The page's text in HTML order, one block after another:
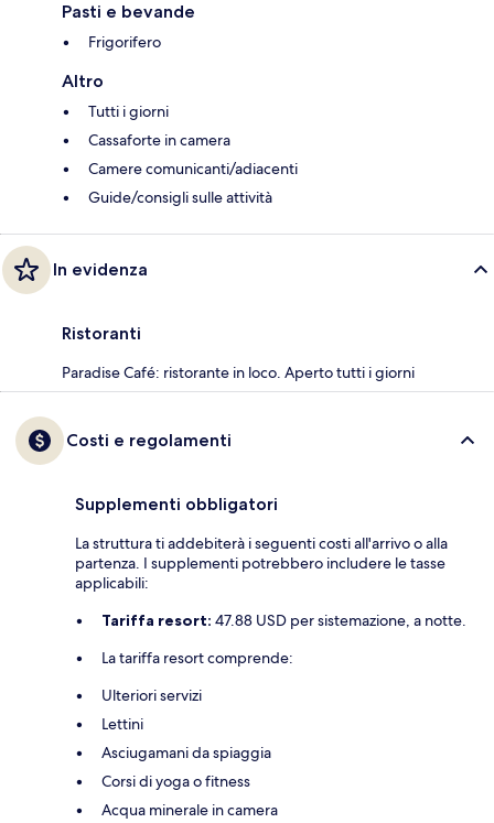
Pasti e bevande
Frigorifero
Altro
Tutti i giorni
Cassaforte in camera
Camere comunicanti/adiacenti
Guide/consigli sulle attività
In evidenza
Ristoranti
Paradise Café: ristorante in loco. Aperto tutti i giorni
Costi e regolamenti
Supplementi obbligatori
La struttura ti addebiterà i seguenti costi all'arrivo o alla
partenza. I supplementi potrebbero includere le tasse
applicabili:
Tariffa resort: 47.88 USD per sistemazione, a notte.
La tariffa resort comprende:
Ulteriori servizi
Lettini
Asciugamani da spiaggia
Corsi di yoga o fitness
Acqua minerale in camera